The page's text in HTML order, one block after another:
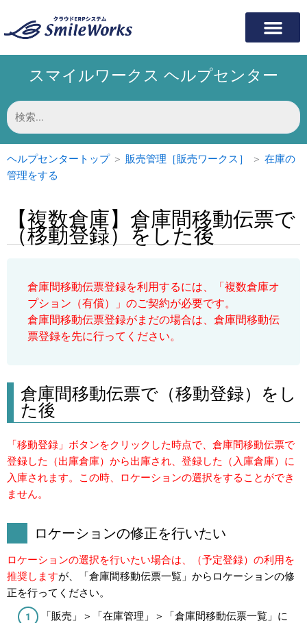
ス
プ
スマイルワークス ヘルプセンター
検
索
対
象:
ヘルプセンタートップ＞ 販売管理［販売ワークス］ ＞ 在庫の
管理をする
【複数倉庫】倉庫間移動伝票で
（移動登録）をした後
倉庫間移動伝票登録を利用するには、「複数倉庫オ
プション（有償）」のご契約が必要です。
倉庫間移動伝票登録がまだの場合は、倉庫間移動伝
票登録を先に行ってください。
倉庫間移動伝票で（移動登録）をし
た後
「移動登録」ボタンをクリックした時点で、倉庫間移動伝票で
登録した（出庫倉庫）から出庫され、登録した（入庫倉庫）に
入庫されます。
この時、ロケーションの選択をすることができ
ません。
ロケーションの修正を行いたい
ロケーションの選択を行いたい場合は、（予定登録）の利用を
推奨しますが、「倉庫間移動伝票一覧」からロケーションの修
正を行ってください。
「販売」＞「在庫管理」＞「倉庫間移動伝票一覧」に